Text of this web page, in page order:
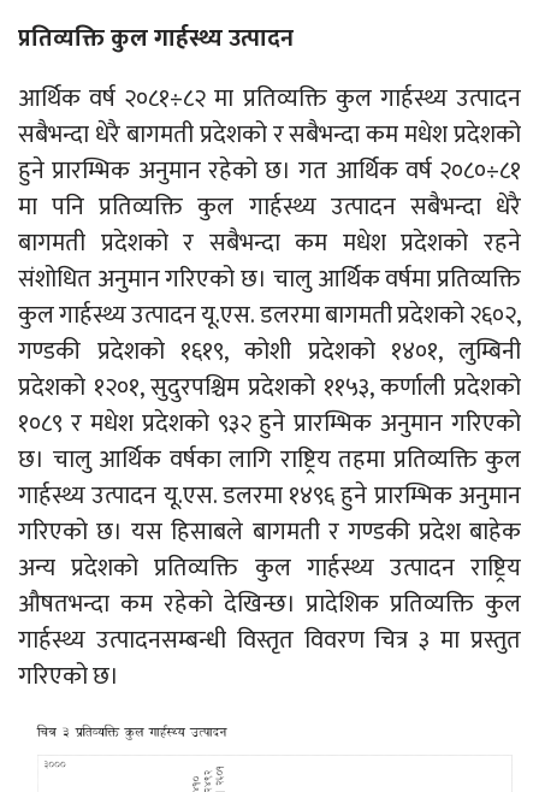
प्रतिव्यक्ति कुल गार्हस्थ्य उत्पादन
आर्थिक वर्ष २०८१÷८२ मा प्रतिव्यक्ति कुल गार्हस्थ्य उत्पादन
सबैभन्दा धेरै बागमती प्रदेशको र सबैभन्दा कम मधेश प्रदेशको
हुने प्रारम्भिक अनुमान रहेको छ। गत आर्थिक वर्ष २०८०÷८१
मा पनि प्रतिव्यक्ति कुल गार्हस्थ्य उत्पादन सबैभन्दा धेरै
बागमती प्रदेशको र सबैभन्दा कम मधेश प्रदेशको रहने
संशोधित अनुमान गरिएको छ। चालु आर्थिक वर्षमा प्रतिव्यक्ति
कुल गार्हस्थ्य उत्पादन यू.एस. डलरमा बागमती प्रदेशको २६०२,
गण्डकी प्रदेशको १६१९, कोशी प्रदेशको १४०१, लुम्बिनी
प्रदेशको १२०१, सुदुरपश्चिम प्रदेशको ११५३, कर्णाली प्रदेशको
१०८९ र मधेश प्रदेशको ९३२ हुने प्रारम्भिक अनुमान गरिएको
छ। चालु आर्थिक वर्षका लागि राष्ट्रिय तहमा प्रतिव्यक्ति कुल
गार्हस्थ्य उत्पादन यू.एस. डलरमा १४९६ हुने प्रारम्भिक अनुमान
गरिएको छ। यस हिसाबले बागमती र गण्डकी प्रदेश बाहेक
अन्य प्रदेशको प्रतिव्यक्ति कुल गार्हस्थ्य उत्पादन राष्ट्रिय
औषतभन्दा कम रहेको देखिन्छ। प्रादेशिक प्रतिव्यक्ति कुल
गार्हस्थ्य उत्पादनसम्बन्धी विस्तृत विवरण चित्र ३ मा प्रस्तुत
गरिएको छ।